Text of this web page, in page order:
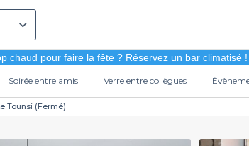
chaud pour faire la fête ? Réservez un bar climatisé!
Soirée entre amis Verre entre collègues
Tounsi (Fermé)